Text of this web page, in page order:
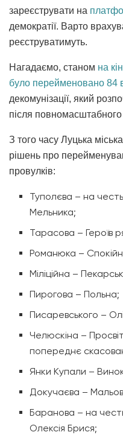
зареєструвати на
демократії. Варто
реєструватимуть.
Нагадаємо, станом на
було перейменовано 84
декомунізації, який
після
З того часу Луцька
рішень про
провулків:
Туполєва – на
Мельника;
Тарасова – Героїв
Романюка –
Міліційна –
Пирогова – Польна;
Писаревського –
Челюскіна –
попереднє
Янки Купали –
Докучаєва –
Баранова – на
Олексія Брися;